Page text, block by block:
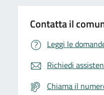
Contatta il
Leggi le
Richiedi
Chiama il